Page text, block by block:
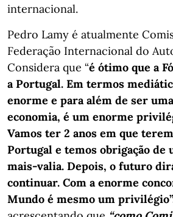
internacional.
Pedro Lamy é atualmente
Federação Internacional do
Considera que “é ótimo que a
a Portugal. Em termos
enorme e para além de ser
economia, é um enorme
Vamos ter 2 anos em que
Portugal e temos obrigação de
mais-valia. Depois, o futuro
continuar. Com a enorme
Mundo é mesmo um